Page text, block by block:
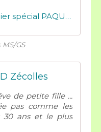
Fichier spécial PAQUES-compressé
GS
Zécolles
de petite fille ...
pas comme les
30 ans et le plus